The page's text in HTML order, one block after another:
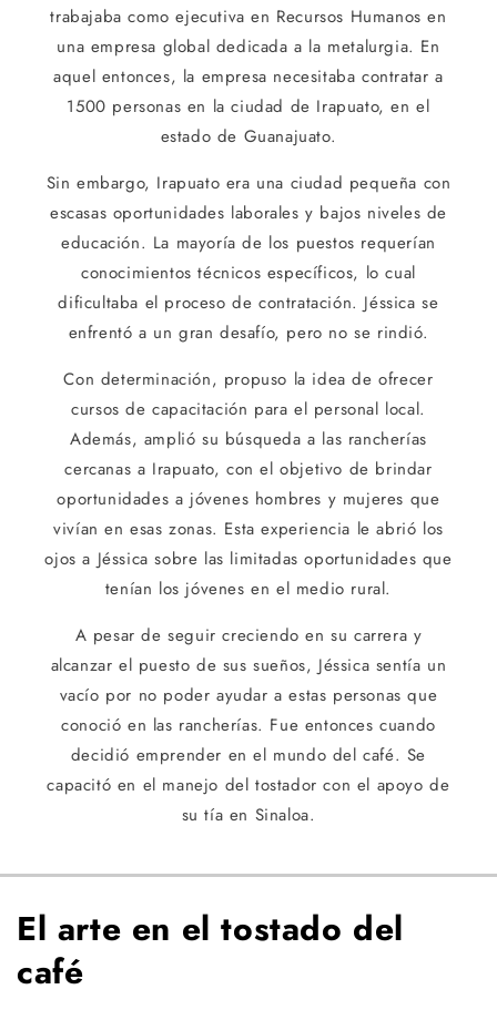
trabajaba como ejecutiva en Recursos Humanos en
una empresa global dedicada a la metalurgia. En
aquel entonces, la empresa necesitaba contratar a
1500 personas en la ciudad de Irapuato, en el
estado de Guanajuato.
Sin embargo, Irapuato era una ciudad pequeña con
escasas oportunidades laborales y bajos niveles de
educación. La mayoría de los puestos requerían
conocimientos técnicos específicos, lo cual
dificultaba el proceso de contratación. Jéssica se
enfrentó a un gran desafío, pero no se rindió.
Con determinación, propuso la idea de ofrecer
cursos de capacitación para el personal local.
Además, amplió su búsqueda a las rancherías
cercanas a Irapuato, con el objetivo de brindar
oportunidades a jóvenes hombres y mujeres que
vivían en esas zonas. Esta experiencia le abrió los
ojos a Jéssica sobre las limitadas oportunidades que
tenían los jóvenes en el medio rural.
A pesar de seguir creciendo en su carrera y
alcanzar el puesto de sus sueños, Jéssica sentía un
vacío por no poder ayudar a estas personas que
conoció en las rancherías. Fue entonces cuando
decidió emprender en el mundo del café. Se
capacitó en el manejo del tostador con el apoyo de
su tía en Sinaloa.
El arte en el tostado del
café